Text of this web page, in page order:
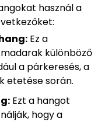
használ a
Ez a
különböző
a párkeresés, a
etetése során.
Ezt a hangot
hogy a